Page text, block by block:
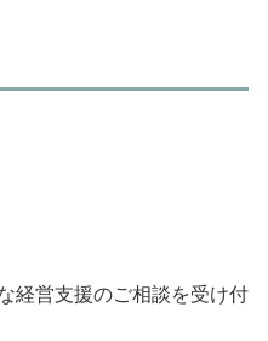
経営支援のご相談を受け付